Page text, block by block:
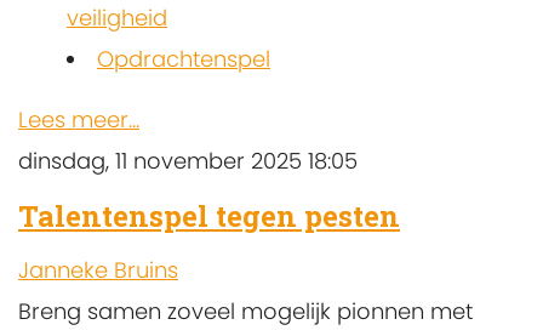
veiligheid
Opdrachtenspel
Lees meer...
dinsdag, 11 november 2025 18:05
Talentenspel tegen pesten
Janneke Bruins
Breng samen zoveel mogelijk pionnen met